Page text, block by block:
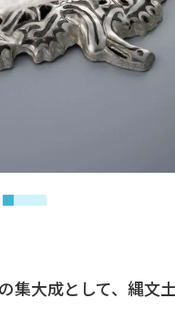
大成として、縄文